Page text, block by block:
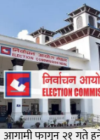
आगामी फागुन २१ गते हुने